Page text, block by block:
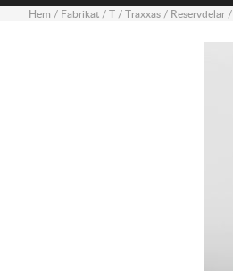
Hem / Fabrikat/T/Traxxas/ Reservdelar/